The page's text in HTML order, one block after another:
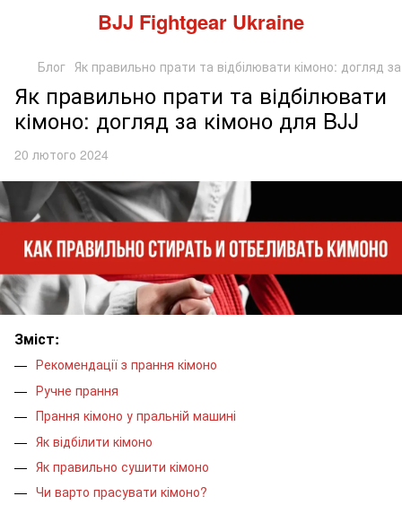
BJJ Fightgear Ukraine
Блог Як правильно прати та відбілювати кімоно: догляд
Як правильно прати та відбілювати
кімоно: догляд за кімоно для BJJ
20 лютого 2024
Зміст:
Рекомендації з прання кімоно
Ручне прання
Прання кімоно у пральній машині
Як відбілити кімоно
Як правильно сушити кімоно
Чи варто прасувати кімоно?